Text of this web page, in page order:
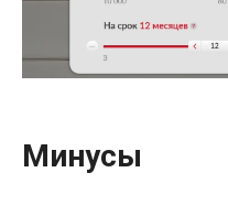
Минусы